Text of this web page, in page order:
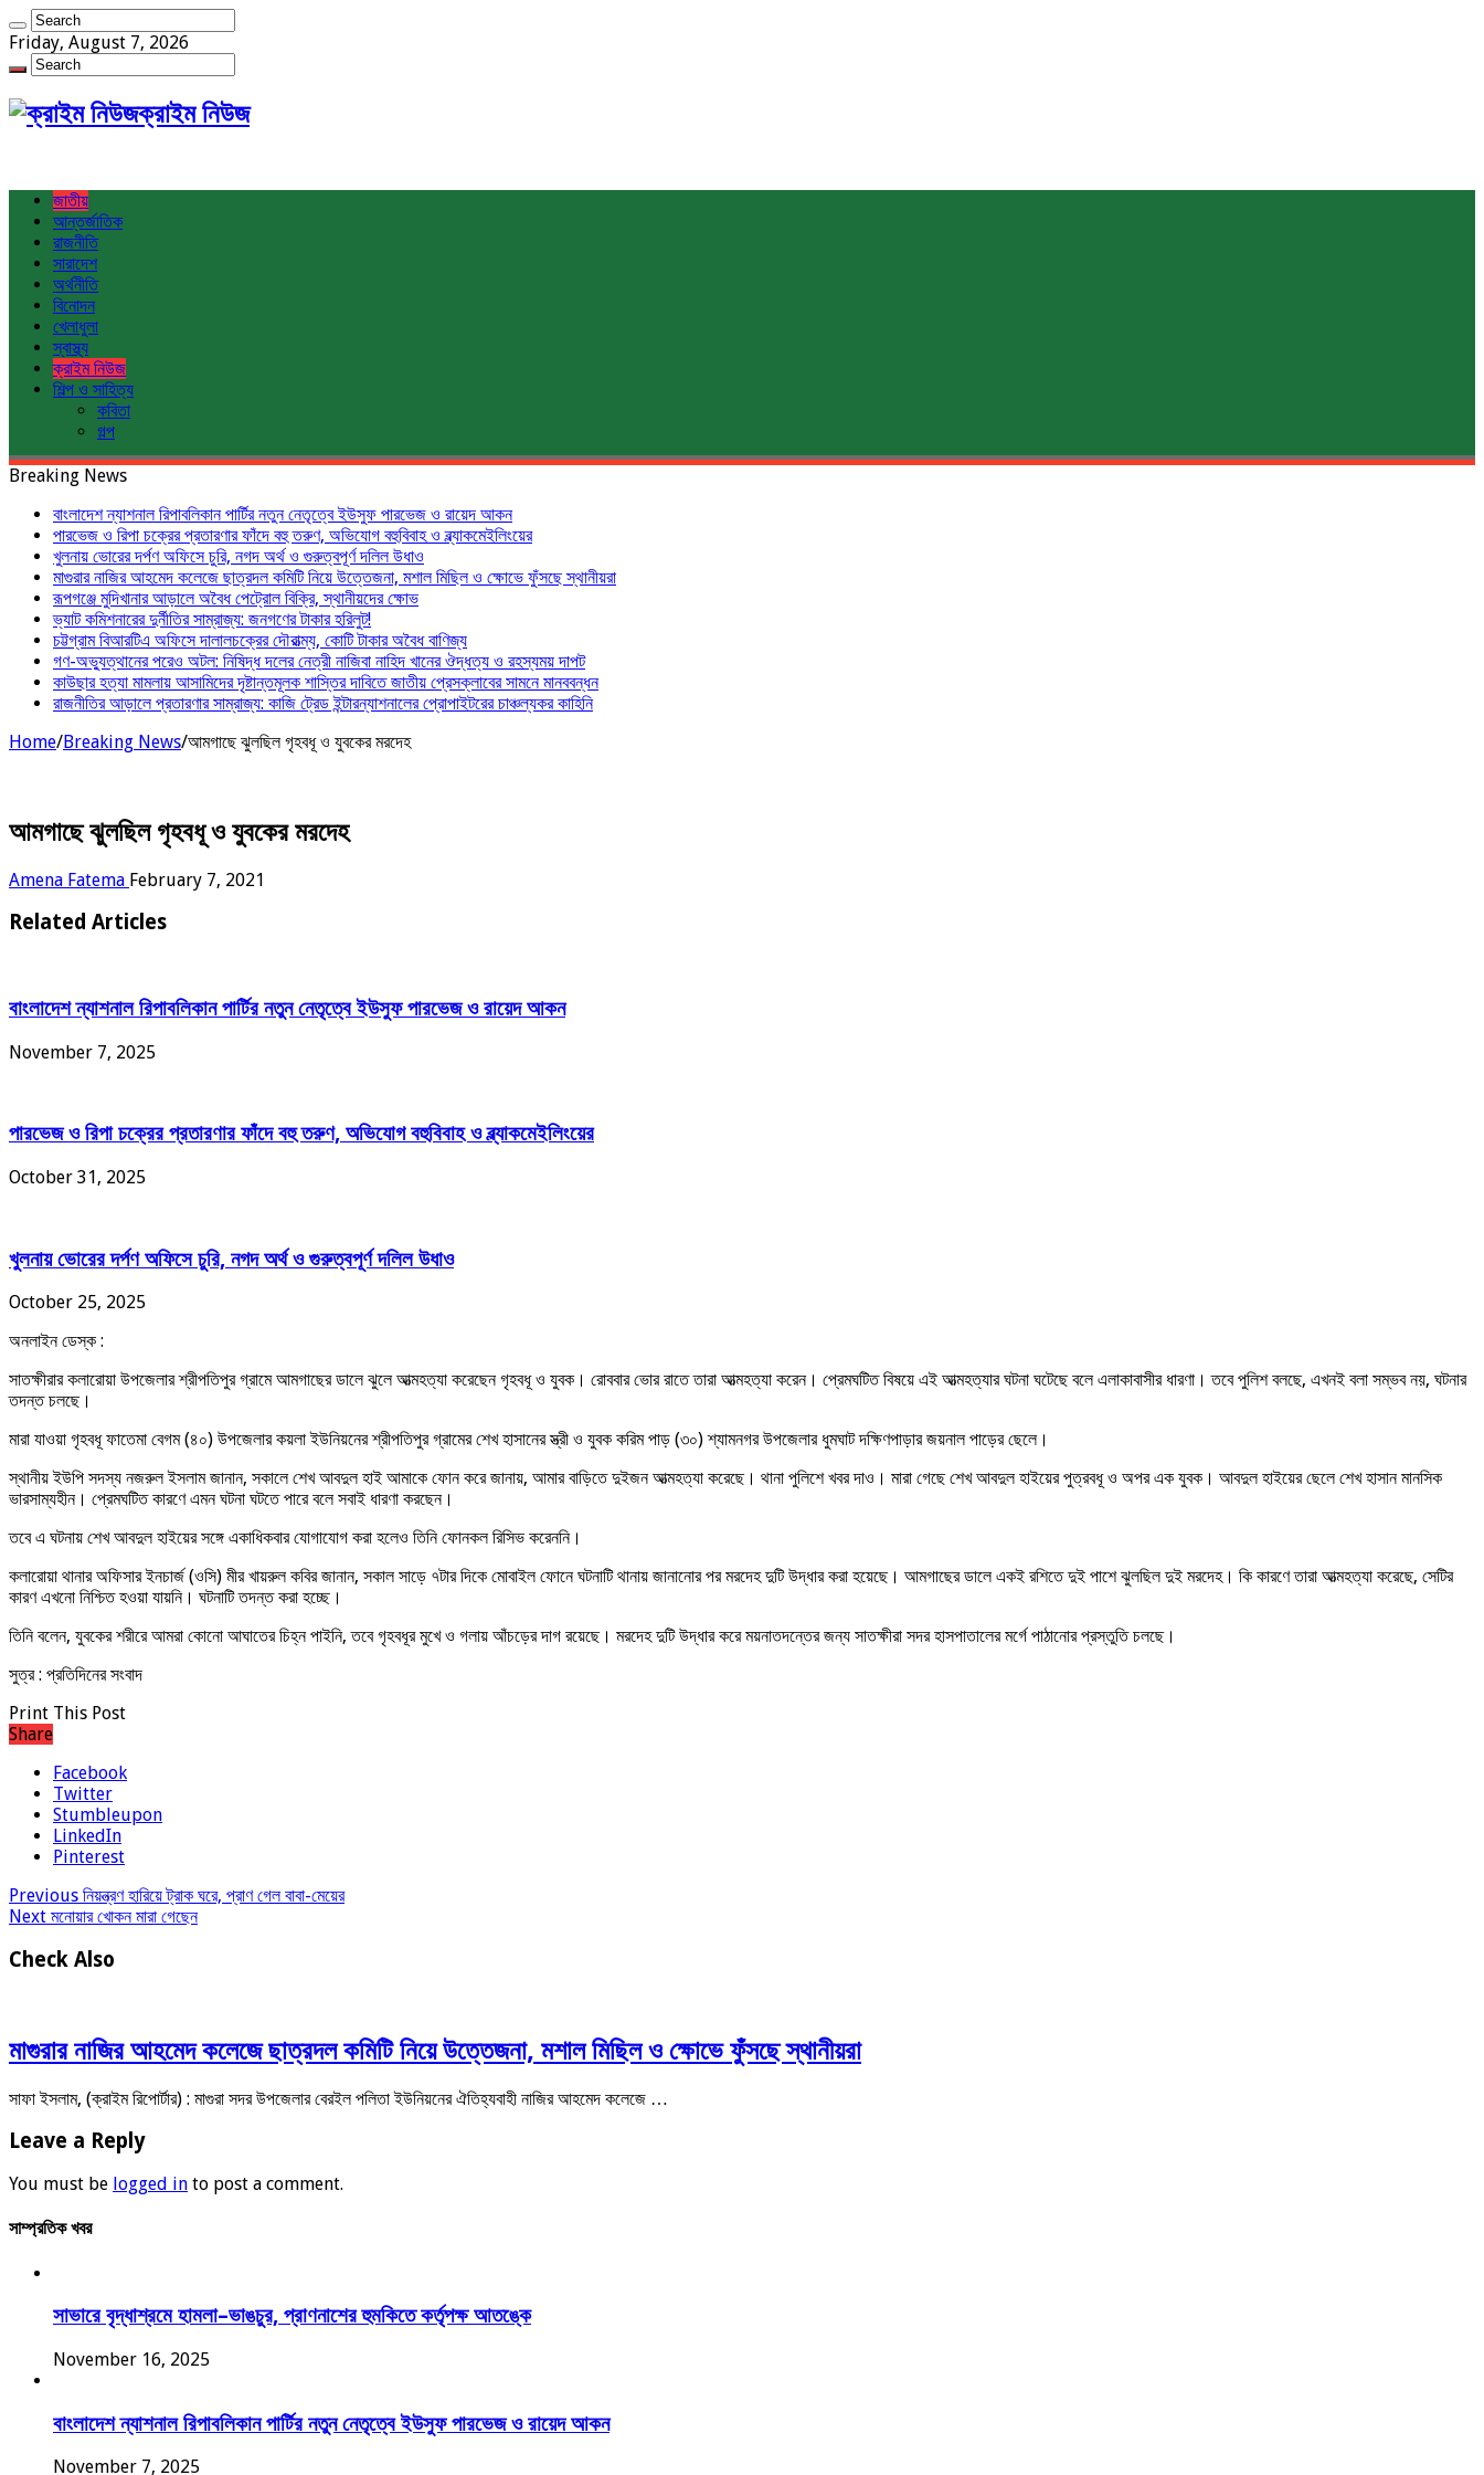
Friday, August 7, 2026
ক্রাইম নিউজ
জাতীয়
আন্তর্জাতিক
রাজনীতি
সারাদেশ
অর্থনীতি
বিনোদন
খেলাধুলা
স্বাস্থ্য
ক্রাইম নিউজ
শিল্প ও সাহিত্য
কবিতা
গল্প
Breaking News
বাংলাদেশ ন্যাশনাল রিপাবলিকান পার্টির নতুন নেতৃত্বে ইউসুফ পারভেজ ও রায়েদ আকন
পারভেজ ও রিপা চক্রের প্রতারণার ফাঁদে বহু তরুণ, অভিযোগ বহুবিবাহ ও ব্ল্যাকমেইলিংয়ের
খুলনায় ভোরের দর্পণ অফিসে চুরি, নগদ অর্থ ও গুরুত্বপূর্ণ দলিল উধাও
মাগুরার নাজির আহমেদ কলেজে ছাত্রদল কমিটি নিয়ে উত্তেজনা, মশাল মিছিল ও ক্ষোভে ফুঁসছে স্থানীয়রা
রূপগঞ্জে মুদিখানার আড়ালে অবৈধ পেট্রোল বিক্রি, স্থানীয়দের ক্ষোভ
ভ্যাট কমিশনারের দুর্নীতির সাম্রাজ্য: জনগণের টাকার হরিলুট!
চট্টগ্রাম বিআরটিএ অফিসে দালালচক্রের দৌরাত্ম্য, কোটি টাকার অবৈধ বাণিজ্য
গণ-অভ্যুত্থানের পরেও অটল: নিষিদ্ধ দলের নেত্রী নাজিবা নাহিদ খানের ঔদ্ধত্য ও রহস্যময় দাপট
কাউছার হত্যা মামলায় আসামিদের দৃষ্টান্তমূলক শাস্তির দাবিতে জাতীয় প্রেসক্লাবের সামনে মানববন্ধন
রাজনীতির আড়ালে প্রতারণার সাম্রাজ্য: কাজি ট্রেড ইন্টারন্যাশনালের প্রোপাইটরের চাঞ্চল্যকর কাহিনি
Home/Breaking News/আমগাছে ঝুলছিল গৃহবধূ ও যুবকের মরদেহ
আমগাছে ঝুলছিল গৃহবধূ ও যুবকের মরদেহ
Amena Fatema February 7, 2021
Related Articles
বাংলাদেশ ন্যাশনাল রিপাবলিকান পার্টির নতুন নেতৃত্বে ইউসুফ পারভেজ ও রায়েদ আকন
November 7, 2025
পারভেজ ও রিপা চক্রের প্রতারণার ফাঁদে বহু তরুণ, অভিযোগ বহুবিবাহ ও ব্ল্যাকমেইলিংয়ের
October 31, 2025
খুলনায় ভোরের দর্পণ অফিসে চুরি, নগদ অর্থ ও গুরুত্বপূর্ণ দলিল উধাও
October 25, 2025
অনলাইন ডেস্ক :
সাতক্ষীরার কলারোয়া উপজেলার শ্রীপতিপুর গ্রামে আমগাছের ডালে ঝুলে আত্মহত্যা করেছেন গৃহবধূ ও যুবক। রোববার ভোর রাতে তারা আত্মহত্যা করেন। প্রেমঘটিত বিষয়ে এই আত্মহত্যার ঘটনা ঘটেছে বলে এলাকাবাসীর ধারণা। তবে পুলিশ বলছে, এখনই বলা সম্ভব নয়, ঘটনার
তদন্ত চলছে।
মারা যাওয়া গৃহবধূ ফাতেমা বেগম (৪০) উপজেলার কয়লা ইউনিয়নের শ্রীপতিপুর গ্রামের শেখ হাসানের স্ত্রী ও যুবক করিম পাড় (৩০) শ্যামনগর উপজেলার ধুমঘাট দক্ষিণপাড়ার জয়নাল পাড়ের ছেলে।
স্থানীয় ইউপি সদস্য নজরুল ইসলাম জানান, সকালে শেখ আবদুল হাই আমাকে ফোন করে জানায়, আমার বাড়িতে দুইজন আত্মহত্যা করেছে। থানা পুলিশে খবর দাও। মারা গেছে শেখ আবদুল হাইয়ের পুত্রবধূ ও অপর এক যুবক। আবদুল হাইয়ের ছেলে শেখ হাসান মানসিক
ভারসাম্যহীন। প্রেমঘটিত কারণে এমন ঘটনা ঘটতে পারে বলে সবাই ধারণা করছেন।
তবে এ ঘটনায় শেখ আবদুল হাইয়ের সঙ্গে একাধিকবার যোগাযোগ করা হলেও তিনি ফোনকল রিসিভ করেননি।
কলারোয়া থানার অফিসার ইনচার্জ (ওসি) মীর খায়রুল কবির জানান, সকাল সাড়ে ৭টার দিকে মোবাইল ফোনে ঘটনাটি থানায় জানানোর পর মরদেহ দুটি উদ্ধার করা হয়েছে। আমগাছের ডালে একই রশিতে দুই পাশে ঝুলছিল দুই মরদেহ। কি কারণে তারা আত্মহত্যা করেছে, সেটির
কারণ এখনো নিশ্চিত হওয়া যায়নি। ঘটনাটি তদন্ত করা হচ্ছে।
তিনি বলেন, যুবকের শরীরে আমরা কোনো আঘাতের চিহ্ন পাইনি, তবে গৃহবধূর মুখে ও গলায় আঁচড়ের দাগ রয়েছে। মরদেহ দুটি উদ্ধার করে ময়নাতদন্তের জন্য সাতক্ষীরা সদর হাসপাতালের মর্গে পাঠানোর প্রস্তুতি চলছে।
সুত্র : প্রতিদিনের সংবাদ
Print This Post
Share
Facebook
Twitter
Stumbleupon
LinkedIn
Pinterest
Previous নিয়ন্ত্রণ হারিয়ে ট্রাক ঘরে, প্রাণ গেল বাবা-মেয়ের
Next মনোয়ার খোকন মারা গেছেন
Check Also
মাগুরার নাজির আহমেদ কলেজে ছাত্রদল কমিটি নিয়ে উত্তেজনা, মশাল মিছিল ও ক্ষোভে ফুঁসছে স্থানীয়রা
সাফা ইসলাম, (ক্রাইম রিপোর্টার) : মাগুরা সদর উপজেলার বেরইল পলিতা ইউনিয়নের ঐতিহ্যবাহী নাজির আহমেদ কলেজে …
Leave a Reply
You must be logged in to post a comment.
সাম্প্রতিক খবর
সাভারে বৃদ্ধাশ্রমে হামলা–ভাঙচুর, প্রাণনাশের হুমকিতে কর্তৃপক্ষ আতঙ্কে
November 16, 2025
বাংলাদেশ ন্যাশনাল রিপাবলিকান পার্টির নতুন নেতৃত্বে ইউসুফ পারভেজ ও রায়েদ আকন
November 7, 2025